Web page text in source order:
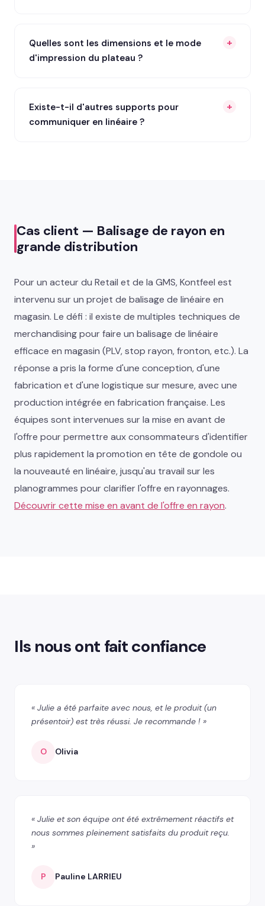
Quelles sont les dimensions et le mode
d'impression du plateau ?
Existe-t-il d'autres supports pour
communiquer en linéaire ?
Cas client — Balisage de rayon en
grande distribution
Pour un acteur du Retail et de la GMS, Kontfeel est
intervenu sur un projet de balisage de linéaire en
magasin. Le défi : il existe de multiples techniques de
merchandising pour faire un balisage de linéaire
efficace en magasin (PLV, stop rayon, fronton, etc.). La
réponse a pris la forme d'une conception, d'une
fabrication et d'une logistique sur mesure, avec une
production intégrée en fabrication française. Les
équipes sont intervenues sur la mise en avant de
l'offre pour permettre aux consommateurs d'identifier
plus rapidement la promotion en tête de gondole ou
la nouveauté en linéaire, jusqu'au travail sur les
planogrammes pour clarifier l'offre en rayonnages.
Découvrir cette mise en avant de l'offre en rayon.
Ils nous ont fait confiance
« Julie a été parfaite avec nous, et le produit (un
présentoir) est très réussi. Je recommande ! »
O Olivia
« Julie et son équipe ont été extrêmement réactifs et
nous sommes pleinement satisfaits du produit reçu.
»
P Pauline LARRIEU